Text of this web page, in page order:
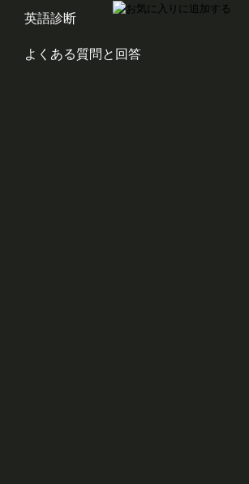
英語診断
よくある質問と回答